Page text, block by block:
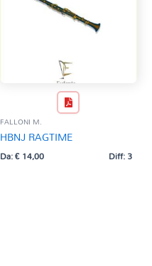
FALLONI M.
HBNJ RAGTIME
Da:€14,00 Diff: 3